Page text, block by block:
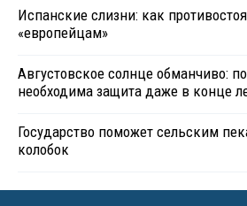
Испанские слизни: как
«европейцам»
Августовское солнце обманчиво:
необходима защита даже в конце
Государство поможет сельским
колобок